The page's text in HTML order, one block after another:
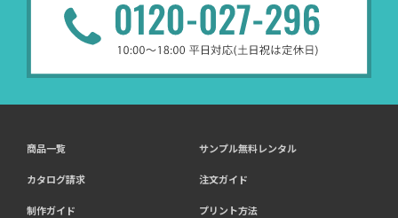
商品一覧 サンプル無料レンタル
カタログ請求 注文ガイド
制作ガイド プリント方法